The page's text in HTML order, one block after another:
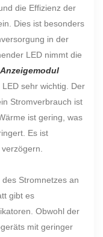
die Effizienz der
Dies ist besonders
in der
LED nimmt die
sehr wichtig. Der
Stromverbrauch ist
ist gering, was
Es ist
Stromnetzes an
gibt es
Obwohl der
mit geringer